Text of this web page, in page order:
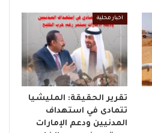
اخبار محلية
تقرير الحقيقة: المليشيا
تتمادى في استهداف
المدنيين ودعم الإمارات